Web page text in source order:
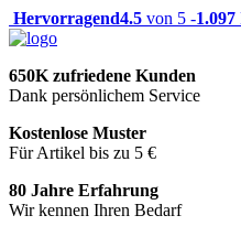
Hervorragend4.5 von 5 -1.097
650K zufriedene Kunden
Dank persönlichem Service
Kostenlose Muster
Für Artikel bis zu 5 €
80 Jahre Erfahrung
Wir kennen Ihren Bedarf